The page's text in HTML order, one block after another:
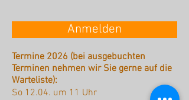
Anmelden
Termine 2026 (bei ausgebuchten
Terminen nehmen wir Sie gerne auf die
Warteliste):
So 12.04. um 11 Uhr